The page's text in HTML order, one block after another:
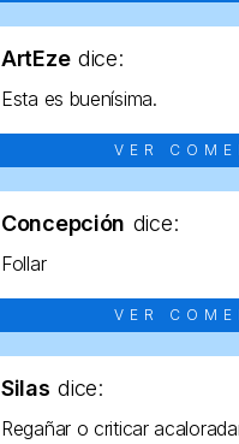
ArtEze dice:
Esta es buenísima.
VER
Concepción dice:
Follar
VER
Silas dice:
Regañar o criticar